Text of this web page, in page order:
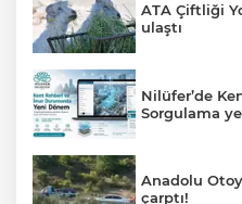
ATA Çiftliği
ulaştı
Nilüfer’de
Sorgulama
Anadolu
çarptı!